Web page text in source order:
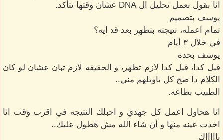
انا بقول نعمل تحليل ال DNA عشان وقتها تتأكد.
يوسف بتصميم
تمام اعمله، نتيجته بتظهر بعد قد ايه؟
في خلال ٣ أيام
يوسف بحدة
قبل كدا، قبل كدا لازم تظهر، و الحقيقه لازم تبان عشان لو كان
الكلام دا صح كل ياويلهم مني..
الطبيب بطاعه.
انا هحاول اعمل كل جهدي و اجبلك النتيجه في اقرب وقت انا
اخدت عينه منها و أن شاء الله مش هطول عليك..
باااااك